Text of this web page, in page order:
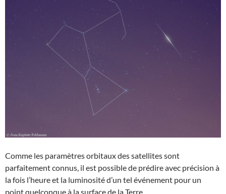
Comme les paramètres orbitaux des satellites sont
parfaitement connus, il est possible de prédire avec précision à
la fois l’heure et la luminosité d’un tel événement pour un
point quelconque à la surface de la Terre.